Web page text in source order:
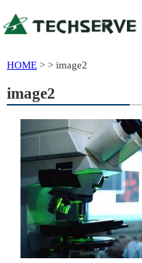
HOME > > image2
image2